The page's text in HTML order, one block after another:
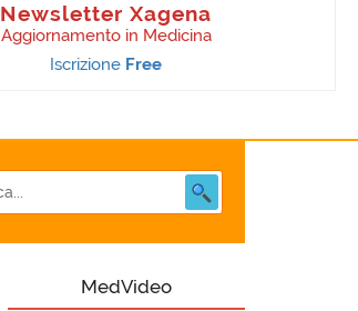
Newsletter Xagena
Aggiornamento in Medicina
Iscrizione Free
MedVideo